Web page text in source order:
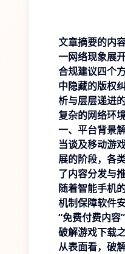
文章摘要的
一网络现象展
合规建议四个
中隐藏的版权
析与层层递进
复杂的网络环
一、平台背景
当谈及移动游
展的阶段，各
了内容分发与
随着智能手机
机制保障软件
“免费付费内容
破解游戏下载
从表面看，破